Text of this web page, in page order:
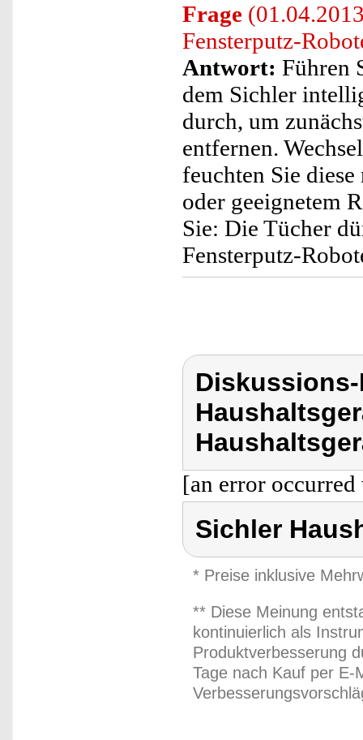
Frage
Fensterputz-
Antwort: Führen
dem Sichler
durch, um
entfernen.
feuchten Sie
oder geeignetem
Sie: Die Tücher
Fensterputz-
[an error
Sichler
* Preise inklusive
** Diese Meinung
kontinuierlich als
Produktverbesserung
Tage nach Kauf per E-